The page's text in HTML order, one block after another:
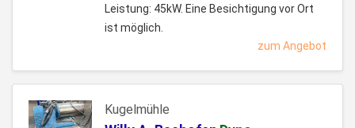
Leistung: 45kW. Eine Besichtigung vor Ort
ist möglich.
zum Angebot
Kugelmühle